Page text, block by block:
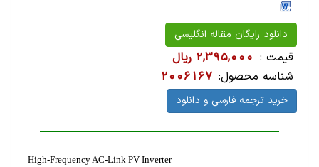
دانلود رایگان مقاله انگلیسی
قیمت : 2,395,000 ریال
شناسه محصول: 2006167
خرید ترجمه فارسی و دانلود
High-Frequency AC-Link PV Inverter